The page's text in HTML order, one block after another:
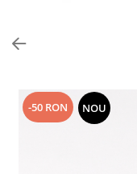
Rochii
Pantaloni
Fuste
-50 RON NOU